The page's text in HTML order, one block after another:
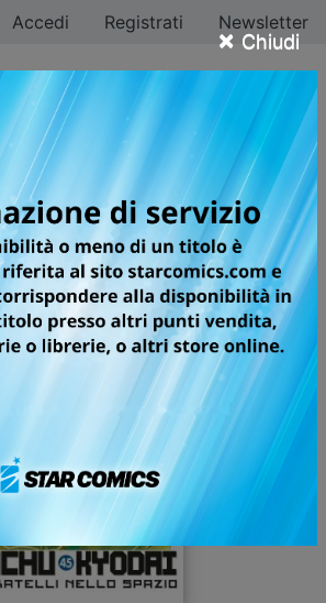
× Chiudi
Accedi Registrati Newsletter